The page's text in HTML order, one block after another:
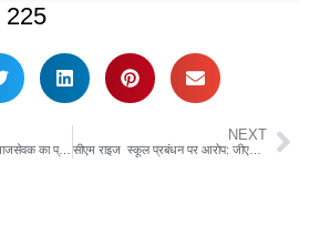
225
सड़क की खराब स्थिति पर समाजसेवक का प्रदर्शन: गड्डों से दुखी होकर चंद्रशेखर पंडोले ने शहर की सड़को पर किया दुखी प्रदर्शन
NEXT
सीएम राइज स्कूल प्रबंधन पर आरोप: जीएसटी बगैर कच्चे बिलों पर की गई खरीदी, डीईओ को की शिकायत